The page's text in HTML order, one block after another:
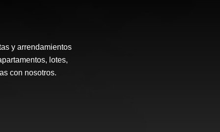
y arrendamientos
lotes,
con nosotros.